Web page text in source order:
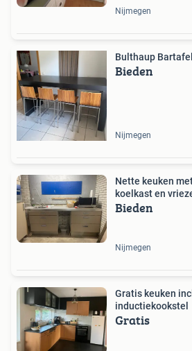
Nijmegen
Bulthaup
Bieden
Nijmegen
Nette keuken
koelkast en
Bieden
Nijmegen
Gratis keuken
inductiekookstel
Gratis